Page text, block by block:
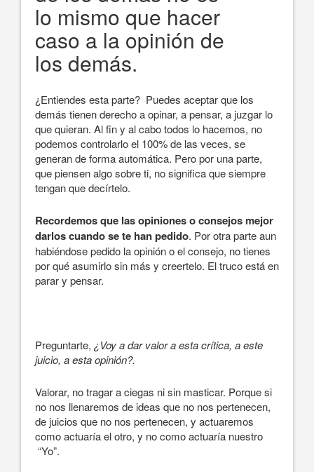
lo mismo que hacer
caso a la opinión de
los demás.
¿Entiendes esta parte? Puedes aceptar que los
demás tienen derecho a opinar, a pensar, a juzgar lo
que quieran. Al fin y al cabo todos lo hacemos, no
podemos controlarlo el 100% de las veces, se
generan de forma automática. Pero por una parte,
que piensen algo sobre ti, no significa que siempre
tengan que decírtelo.
Recordemos que las opiniones o consejos mejor
darlos cuando se te han pedido. Por otra parte aun
habiéndose pedido la opinión o el consejo, no tienes
por qué asumirlo sin más y creertelo. El truco está en
parar y pensar.
Preguntarte, ¿Voy a dar valor a esta crítica, a este
juicio, a esta opinión?.
Valorar, no tragar a ciegas ni sin masticar. Porque si
no nos llenaremos de ideas que no nos pertenecen,
de juicios que no nos pertenecen, y actuaremos
como actuaría el otro, y no como actuaría nuestro
“Yo”.